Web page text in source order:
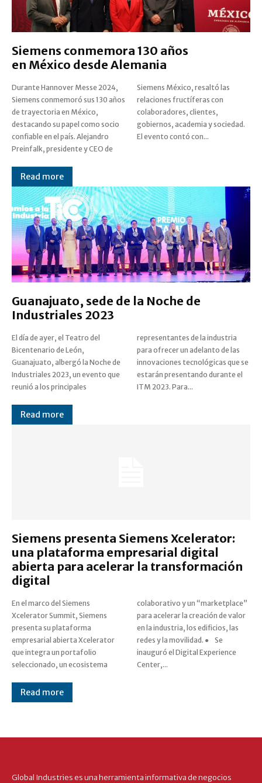
Siemens conmemora 130 años
en México desde Alemania
Durante Hannover Messe 2024,
Siemens conmemoró sus 130 años
de trayectoria en México,
destacando su papel como socio
confiable en el país. Alejandro
Preinfalk, presidente y CEO de
Siemens México, resaltó las
relaciones fructíferas con
colaboradores, clientes,
gobiernos, academia y sociedad.
El evento contó con...
Read more
Guanajuato, sede de la Noche de
Industriales 2023
El día de ayer, el Teatro del
Bicentenario de León,
Guanajuato, albergó la Noche de
Industriales 2023, un evento que
reunió a los principales
representantes de la industria
para ofrecer un adelanto de las
innovaciones tecnológicas que se
estarán presentando durante el
ITM 2023. Para...
Read more
Siemens presenta Siemens Xcelerator:
una plataforma empresarial digital
abierta para acelerar la transformación
digital
En el marco del Siemens
Xcelerator Summit, Siemens
presenta su plataforma
empresarial abierta Xcelerator
que integra un portafolio
seleccionado, un ecosistema
colaborativo y un “marketplace”
para acelerar la creación de valor
en la industria, los edificios, las
redes y la movilidad. ● Se
inauguró el Digital Experience
Center,...
Read more
Global Industries es una herramienta informativa de negocios